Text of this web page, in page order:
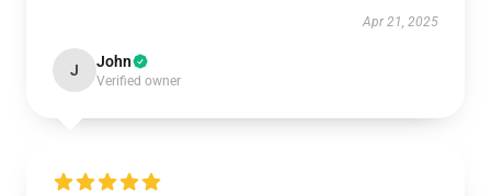
Apr 21, 2025
J John
Verified owner